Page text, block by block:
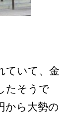
ていて、金
たそうで
から大勢の